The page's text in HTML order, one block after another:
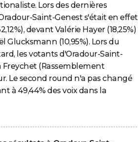
Lors des dernières
Saint-Genest s'était en effet
devant Valérie Hayer (18,25%)
Glucksmann (10,95%). Lors du
les votants d'Oradour-Saint-
(Rassemblement
Le second round n'a pas changé
à 49,44% des voix dans la